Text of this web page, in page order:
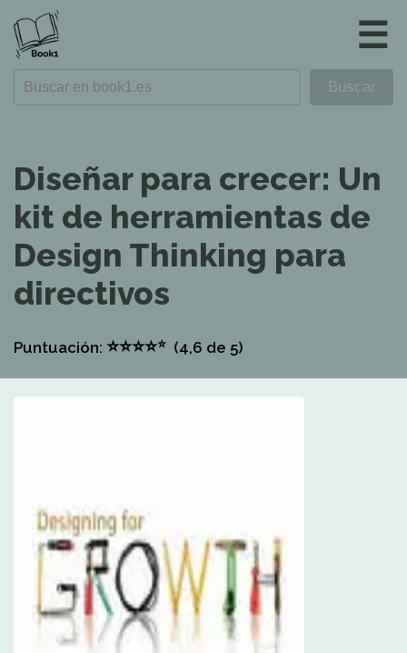
☰
Diseñar para crecer: Un
kit de herramientas de
Design Thinking para
directivos
Puntuación: ⭐⭐⭐⭐⭐ (4,6 de 5)